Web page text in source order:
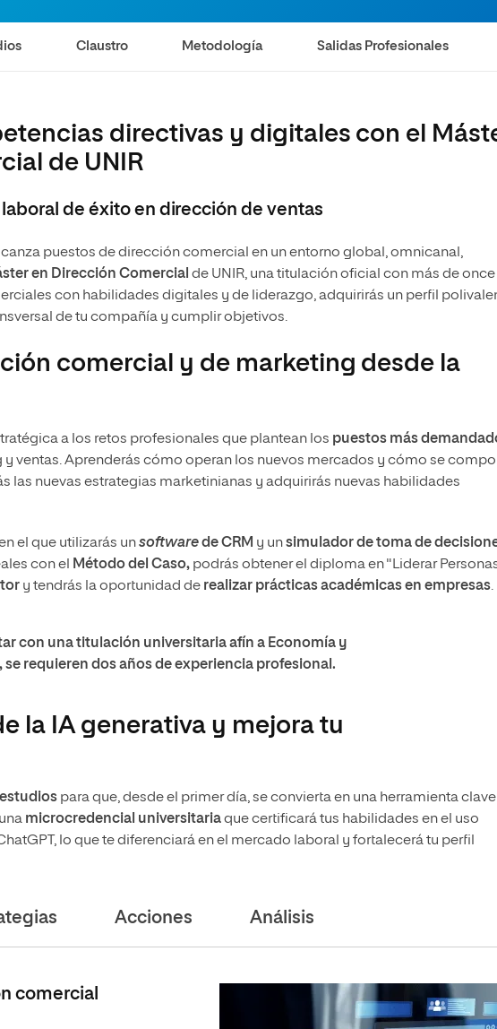
Magíster Universitario en Dirección Comercial y
Ventas
Claustro Metodología Salidas Profesionales
directivas y digitales con el
de UNIR
de éxito en dirección de ventas
puestos de dirección comercial en un entorno global, omnicanal,
en Dirección Comercial de UNIR, una titulación oficial con más de once
con habilidades digitales y de liderazgo, adquirirás un perfil
de tu compañía y cumplir objetivos.
comercial y de marketing desde la
a los retos profesionales que plantean los puestos más
ventas. Aprenderás cómo operan los nuevos mercados y cómo se
las nuevas estrategias marketinianas y adquirirás nuevas habilidades
el que utilizarás unsoftwarede CRM y unsimulador de toma de
con el
Método del Caso, podrás obtener el diploma en "Liderar
y tendrás la oportunidad de realizar prácticas académicas en empresas.
con una titulación universitaria afín a Economía y
se requieren dos años de experiencia profesional.
la IA generativa y mejora tu
para que, desde el primer día, se convierta en una herramienta
microcredencial universitariaque certificará tus habilidades en el uso
lo que te diferenciará en el mercado laboral y fortalecerá tu perfil
Acciones Análisis
comercial